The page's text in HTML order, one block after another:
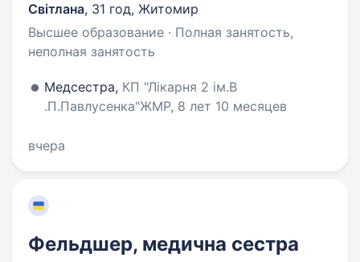
Світлана, 31 год, Житомир
Высшее образование · Полная занятость,
неполная занятость
Медсестра, КП "Лікарня 2 ім.В
.П.Павлусенка"ЖМР, 8 лет 10 месяцев
вчера
Фельдшер, медична сестра